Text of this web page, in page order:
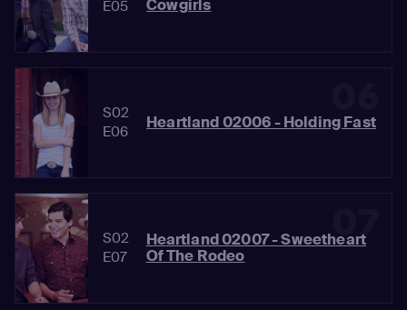
E05
Cowgirls
S02
E06
Heartland 02006 - Holding Fast
07
S02
E07
Heartland 02007 - Sweetheart
Of The Rodeo